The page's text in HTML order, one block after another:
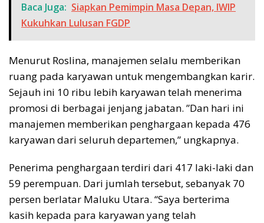
Baca Juga: Siapkan Pemimpin Masa Depan, IWIP
Kukuhkan Lulusan FGDP
Menurut Roslina, manajemen selalu memberikan
ruang pada karyawan untuk mengembangkan karir.
Sejauh ini 10 ribu lebih karyawan telah menerima
promosi di berbagai jenjang jabatan. ”Dan hari ini
manajemen memberikan penghargaan kepada 476
karyawan dari seluruh departemen,” ungkapnya.
Penerima penghargaan terdiri dari 417 laki-laki dan
59 perempuan. Dari jumlah tersebut, sebanyak 70
persen berlatar Maluku Utara. “Saya berterima
kasih kepada para karyawan yang telah